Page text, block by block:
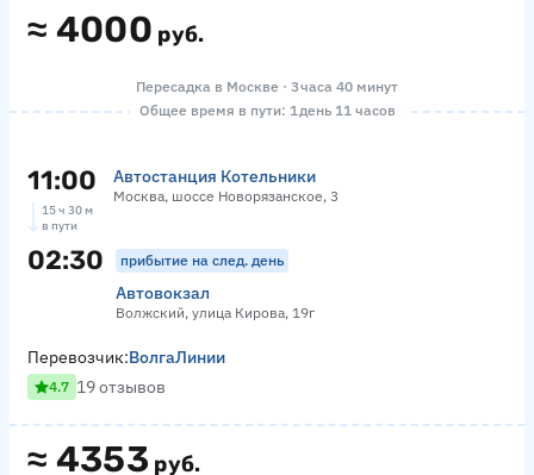
≈ 4000 руб.
Пересадка в Москве · 3 часа 40 минут
Общее время в пути: 1 день 11 часов
11:00 Автостанция Котельники
Москва, шоссе Новорязанское, 3
15 ч 30 м
в пути
02:30 прибытие на след. день
Автовокзал
Волжский, улица Кирова, 19г
≈ 4353 руб.
Перевозчик:ВолгаЛинии
4.7 19 отзывов